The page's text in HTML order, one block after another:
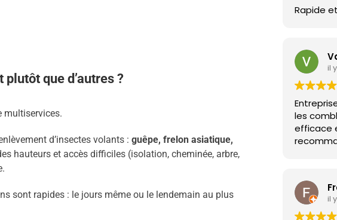
que d’autres ?
multiservices.
d’insectes volants : guêpe, frelon asiatique,
hauteurs et accès difficiles (isolation, cheminée, arbre,
sont rapides : le jours même ou le lendemain au plus
Rapide
il
les
efficace
il